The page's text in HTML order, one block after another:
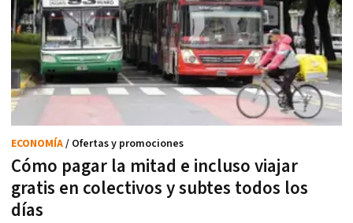
Cómo pagar la mitad e incluso viajar
gratis en colectivos y subtes todos los
días
ECONOMÍA/ Ofertas y promociones